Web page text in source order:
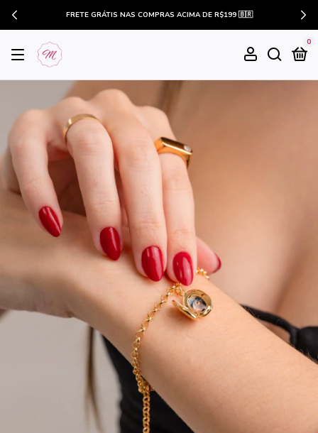
FRETE GRÁTIS NAS COMPRAS ACIMA DE R$199 🇧🇷
0